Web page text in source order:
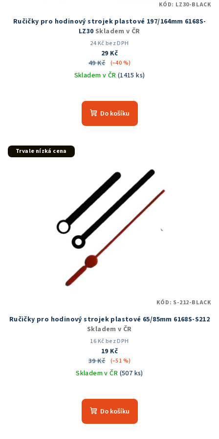
Ručičky pro hodinový strojek plastové 197/164mm 6168S-
LZ30 Skladem v ČR
24 Kč bez DPH
29 Kč
49 Kč
(–40 %)
Skladem v ČR (1415 ks)
hodnocení
produktu
Do košíku
KÓD: LZ30-BLACK
Trvale nízká cena
Ručičky pro hodinový strojek plastové 65/85mm 6168S-S212
Skladem v ČR
16 Kč bez DPH
19 Kč
39 Kč
(–51 %)
Skladem v ČR (507 ks)
hodnocení
produktu
Do košíku
KÓD: S-212-BLACK